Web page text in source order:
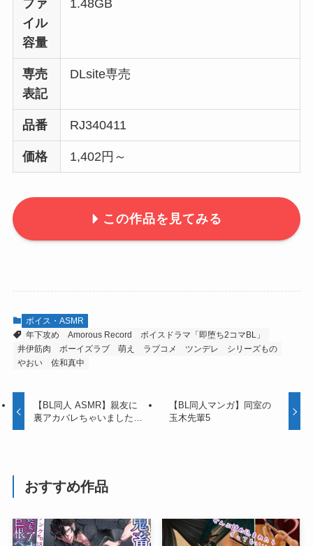
ファ
イル
容量
1.48GB
専売
表記
DLsite専売
品番 RJ340411
価格 1,402円～
この作品を見てみる
ボイス・ASMR
年下攻め
Amorous Record
ボイスドラマ「即堕ち2コマBL」
井伊筋肉
ボーイズラブ 萌え ラブコメ ツンデレ
シリーズもの
やおい
佐和真中
【BL同人 ASMR】親友に
裏アカバレちゃいました…
【BL同人マンガ】同室の
玉木先輩5
おすすめ作品